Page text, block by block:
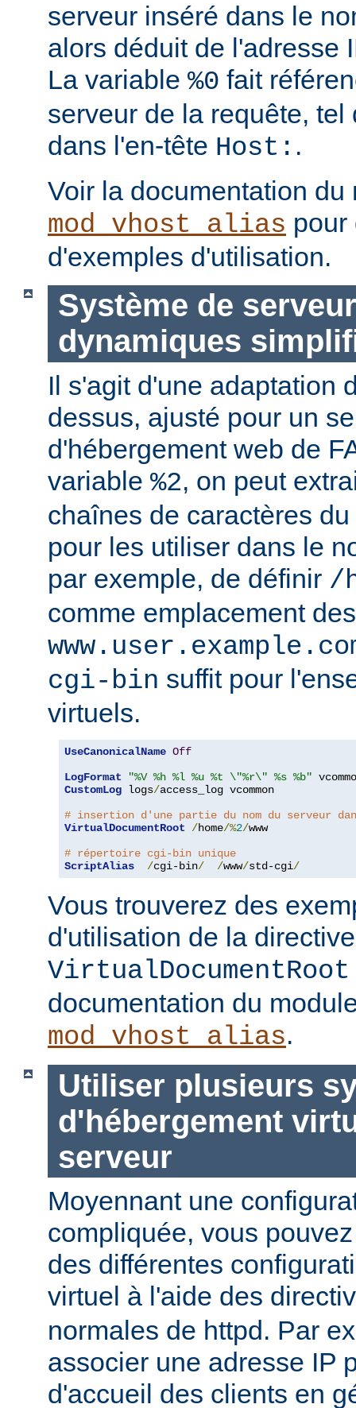
serveur inséré dans le
alors déduit de l'adresse
La variable %0 fait
serveur de la requête,
dans l'en-tête Host: .
Voir la documentation du
mod_vhost_alias pour
d'exemples d'utilisation.
Système de
dynamiques
Il s'agit d'une adaptation
dessus, ajusté pour un
d'hébergement web de
variable %2, on peut
chaînes de caractères
pour les utiliser dans le
par exemple, de définir /
comme emplacement
cgi-bin suffit pour
virtuels.
UseCanonicalName Off
LogFormat
"%V %h %l %u %t \"%r\" %s %b"
CustomLog logs/access_log vcommon
# insertion d'une partie du nom du serveur
VirtualDocumentRoot
/home/%2/www
# répertoire cgi-bin unique
ScriptAlias
/cgi-bin/ /www/std-cgi/
Vous trouverez des
d'utilisation de la directive
VirtualDocumentRoot
documentation du
mod_vhost_alias.
Utiliser plusieurs
d'hébergement
serveur
Moyennant une
compliquée, vous
des différentes
virtuel à l'aide des
normales de httpd. Par
associer une adresse IP
d'accueil des clients en